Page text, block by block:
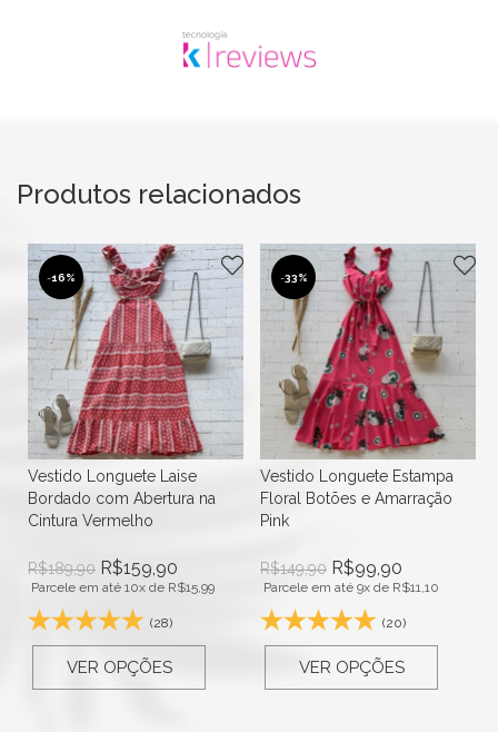
Produtos relacionados
-16%
Vestido Longuete Laise
Bordado com Abertura na
Cintura Vermelho
R$189,90 R$159,90
Parcele em até 10x de R$15,99
(28)
VER OPÇÕES
-33%
Vestido Longuete Estampa
Floral Botões e Amarração
Pink
R$149,90 R$99,90
Parcele em até 9x de R$11,10
(20)
VER OPÇÕES